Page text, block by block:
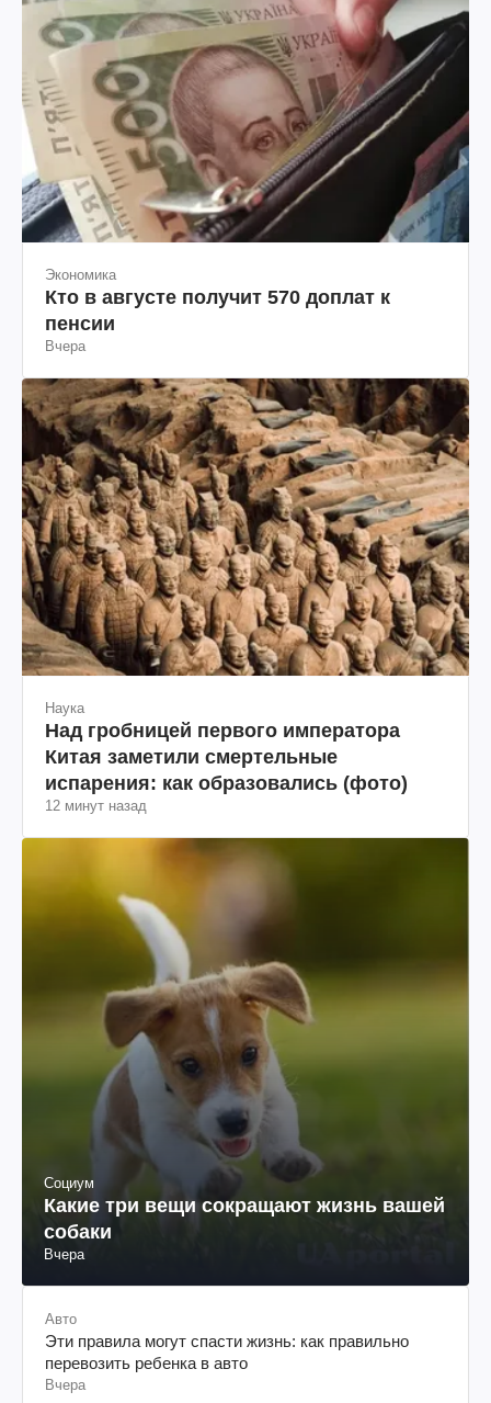
Экономика
Кто в августе получит 570 доплат к
пенсии
Вчера
Наука
Над гробницей первого императора
Китая заметили смертельные
испарения: как образовались (фото)
12 минут назад
Социум
Какие три вещи сокращают жизнь вашей
собаки
Вчера
Авто
Эти правила могут спасти жизнь: как правильно
перевозить ребенка в авто
Вчера